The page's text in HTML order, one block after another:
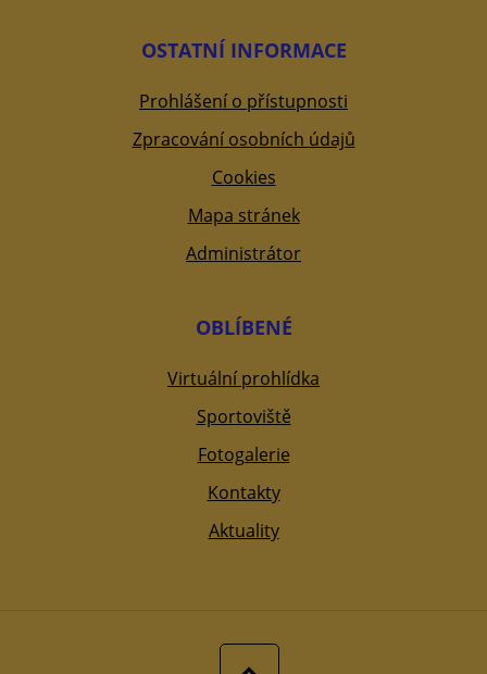
OSTATNÍ INFORMACE
Prohlášení o přístupnosti
Zpracování osobních údajů
Cookies
Mapa stránek
Administrátor
OBLÍBENÉ
Virtuální prohlídka
Sportoviště
Fotogalerie
Kontakty
Aktuality